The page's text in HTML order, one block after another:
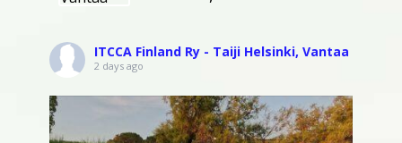
ITCCA Finland Ry - Taiji Helsinki, Vantaa
2 days ago